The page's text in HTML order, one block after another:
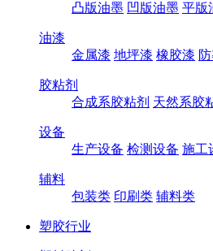
凸版油墨 凹版油墨 平版
油漆
金属漆 地坪漆 橡胶漆
胶粘剂
合成系胶粘剂 天然系胶
设备
生产设备 检测设备 施工
辅料
包装类 印刷类 辅料类
塑胶行业